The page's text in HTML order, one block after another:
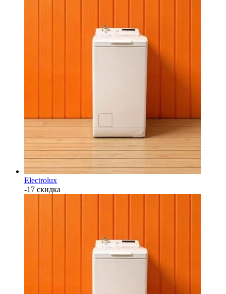
Electrolux
-17 скидка